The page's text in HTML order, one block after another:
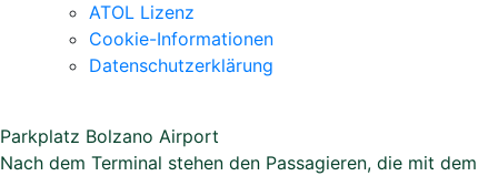
ATOL Lizenz
Cookie-Informationen
Datenschutzerklärung
Parkplatz Bolzano Airport
Nach dem Terminal stehen den Passagieren, die mit dem